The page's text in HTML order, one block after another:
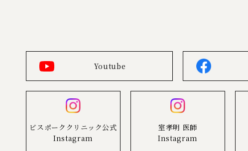
Youtube
ビスポーククリニック公式
Instagram
室孝明 医師
Instagram